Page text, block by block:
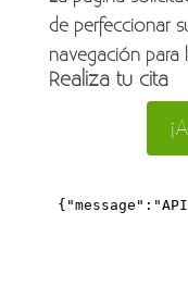
de perfeccionar
navegación para
Realiza tu cita